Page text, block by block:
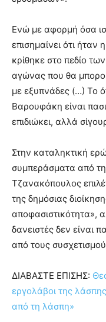
Ενώ με αφορμή όσα
επισημαίνει ότι
κρίθηκε στο πεδίο
αγώνας που θα
με εξυπνάδες (…) Το
Βαρουφάκη είναι
επιδιώκει, αλλά
Στην καταληκτική
συμπεράσματα από
Τζανακόπουλος
της δημόσιας
αποφασιστικότητα»,
δανειστές δεν είναι
από τους
ΔΙΑΒΑΣΤΕ ΕΠΙΣΗΣ:
εργολάβοι της
από τη λάσπη»